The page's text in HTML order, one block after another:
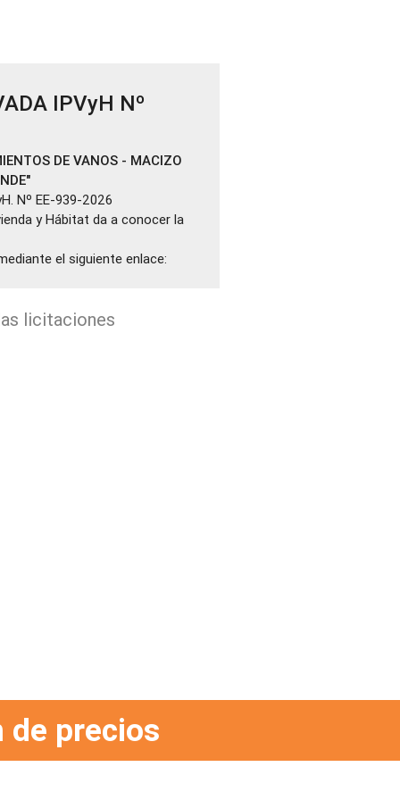
IPVyH Nº
DE VANOS - MACIZO
Nº EE-939-2026
y Hábitat da a conocer la
el siguiente enlace:
licitaciones
de precios